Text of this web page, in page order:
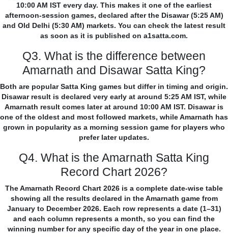
10:00 AM IST every day. This makes it one of the earliest
afternoon-session games, declared after the Disawar (5:25 AM)
and Old Delhi (5:30 AM) markets. You can check the latest result
as soon as it is published on a1satta.com.
Q3. What is the difference between
Amarnath and Disawar Satta King?
Both are popular Satta King games but differ in timing and origin.
Disawar result is declared very early at around 5:25 AM IST, while
Amarnath result comes later at around 10:00 AM IST. Disawar is
one of the oldest and most followed markets, while Amarnath has
grown in popularity as a morning session game for players who
prefer later updates.
Q4. What is the Amarnath Satta King
Record Chart 2026?
The Amarnath Record Chart 2026 is a complete date-wise table
showing all the results declared in the Amarnath game from
January to December 2026. Each row represents a date (1–31)
and each column represents a month, so you can find the
winning number for any specific day of the year in one place.